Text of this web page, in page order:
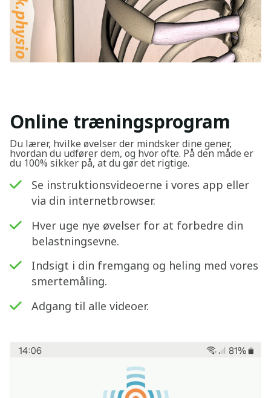
Online træningsprogram
Du lærer, hvilke øvelser der mindsker dine gener,
hvordan du udfører dem, og hvor ofte. På den måde er
du 100% sikker på, at du gør det rigtige.
Se instruktionsvideoerne i vores app eller
via din internetbrowser.
Hver uge nye øvelser for at forbedre din
belastningsevne.
Indsigt i din fremgang og heling med vores
smertemåling.
Adgang til alle videoer.